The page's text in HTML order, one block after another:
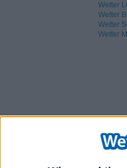
Wetter
Wetter
Wetter
Wetter